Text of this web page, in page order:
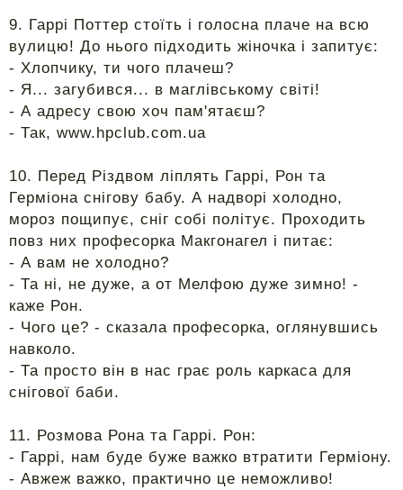
9. Гаррі Поттер стоїть і голосна плаче на всю
вулицю! До нього підходить жіночка і запитує:
- Хлопчику, ти чого плачеш?
- Я... загубився... в маглівському світі!
- А адресу свою хоч пам'ятаєш?
- Так, www.hpclub.com.ua
10. Перед Різдвом ліплять Гаррі, Рон та
Герміона снігову бабу. А надворі холодно,
мороз пощипує, сніг собі політує. Проходить
повз них професорка Макгонагел і питає:
- А вам не холодно?
- Та ні, не дуже, а от Мелфою дуже зимно! -
каже Рон.
- Чого це? - сказала професорка, оглянувшись
навколо.
- Та просто він в нас грає роль каркаса для
снігової баби.
11. Розмова Рона та Гаррі. Рон:
- Гаррі, нам буде буже важко втратити Герміону.
- Авжеж важко, практично це неможливо!